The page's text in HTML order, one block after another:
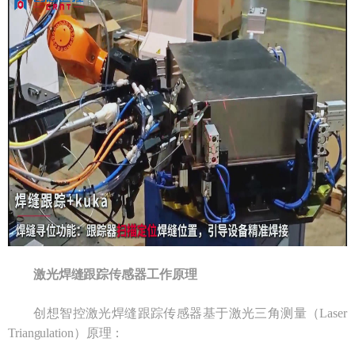
激光焊缝跟踪传感器工作原理
创想智控激光焊缝跟踪传感器基于激光三角测量（Laser
Triangulation）原理：